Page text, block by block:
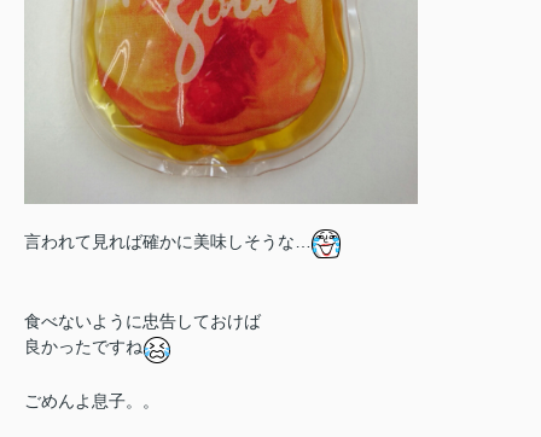
言われて見れば確かに美味しそうな…
食べないように忠告しておけば
良かったですね
ごめんよ息子。。